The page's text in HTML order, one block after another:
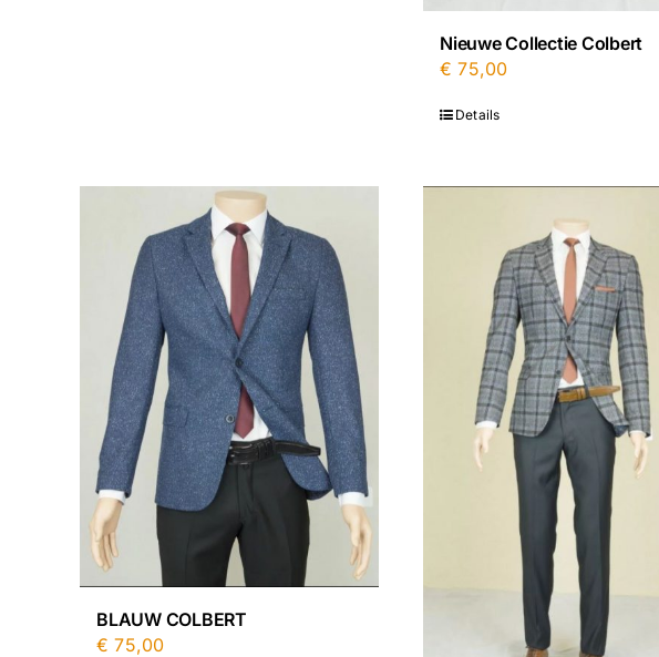
Nieuwe Collectie Colbert
€ 75,00
Details
BLAUW COLBERT
€ 75,00